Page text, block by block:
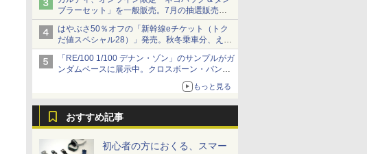
ブラーセット」を一般販売。7月の抽選販売の
当選無効分
はやぶさ50％オフの「新幹線eチケット（トク
だ値スペシャル28）」発売。秋冬乗車分、えき
ねっと限定
「RE/100 1/100 デナン・ゾン」のサンプルがガ
ンダムベースに展示中。クロスボーン・バンガ
ードの制式量産機が間もなく発送【ガンダムベ
もっと見る
おすすめ記事
初心者の方におくる、スマー